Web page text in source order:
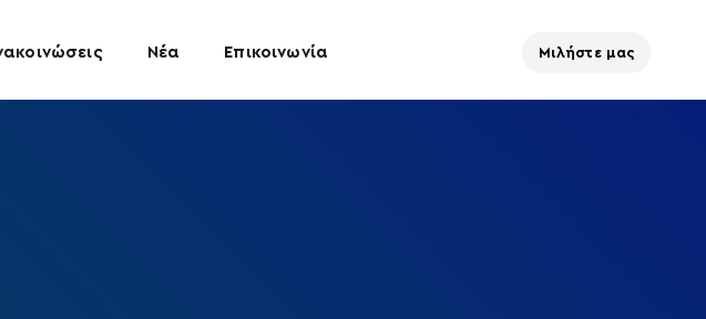
Νέα Επικοινωνία Μιλήστε μας